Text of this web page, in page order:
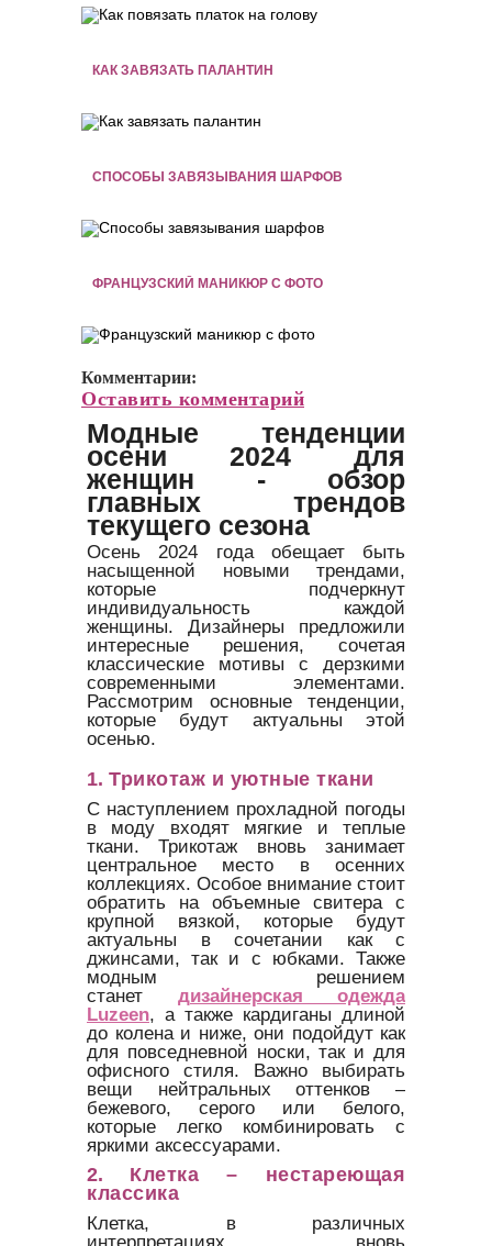
КАК ЗАВЯЗАТЬ ПАЛАНТИН
СПОСОБЫ ЗАВЯЗЫВАНИЯ ШАРФОВ
ФРАНЦУЗСКИЙ МАНИКЮР C ФОТО
Комментарии:
Оставить комментарий
Модные тенденции
осени 2024 для
женщин - обзор
главных трендов
текущего сезона
Осень 2024 года обещает быть
насыщенной новыми трендами,
которые подчеркнут
индивидуальность каждой
женщины. Дизайнеры предложили
интересные решения, сочетая
классические мотивы с дерзкими
современными элементами.
Рассмотрим основные тенденции,
которые будут актуальны этой
осенью.
1. Трикотаж и уютные ткани
С наступлением прохладной погоды
в моду входят мягкие и теплые
ткани. Трикотаж вновь занимает
центральное место в осенних
коллекциях. Особое внимание стоит
обратить на объемные свитера с
крупной вязкой, которые будут
актуальны в сочетании как с
джинсами, так и с юбками. Также
модным решением
станет дизайнерская одежда
Luzeen , а также кардиганы длиной
до колена и ниже, они подойдут как
для повседневной носки, так и для
офисного стиля. Важно выбирать
вещи нейтральных оттенков –
бежевого, серого или белого,
которые легко комбинировать с
яркими аксессуарами.
2. Клетка – нестареющая
классика
Клетка, в различных
интерпретациях, вновь